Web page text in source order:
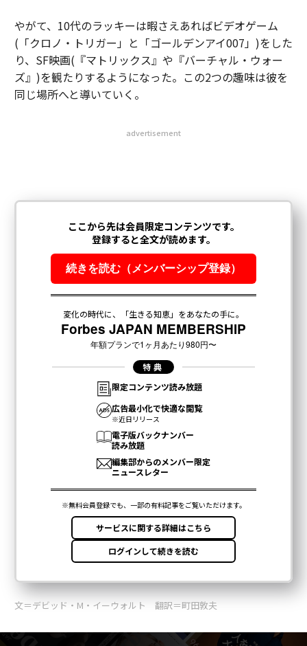
やがて、10代のラッキーは暇さえあればビデオゲーム
(「クロノ・トリガー」と「ゴールデンアイ007」)をした
り、SF映画(『マトリックス』や『バーチャル・ウォー
ズ』)を観たりするようになった。この2つの趣味は彼を
同じ場所へと導いていく。
advertisement
文＝デビッド・M・イーウォルト 翻訳＝町田敦夫